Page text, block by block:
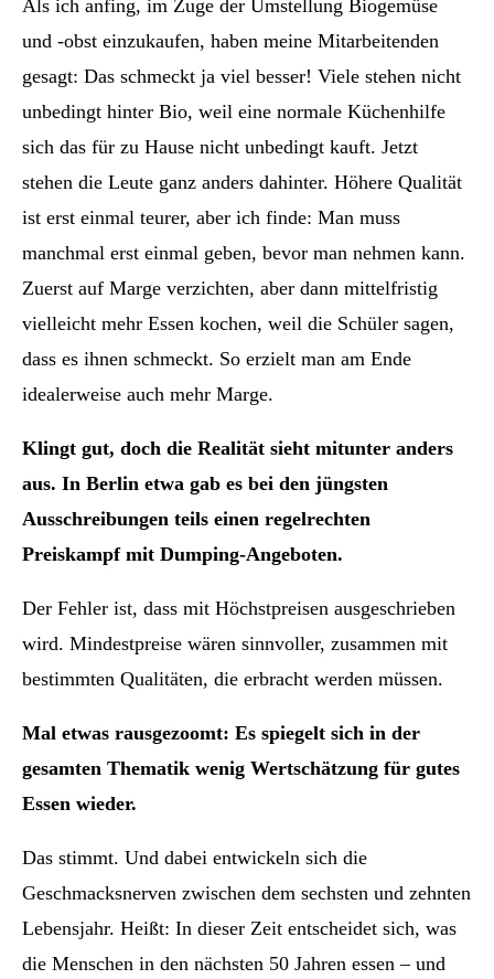
Als ich anfing, im Zuge der Umstellung Biogemüse
und -obst einzukaufen, haben meine Mitarbeitenden
gesagt: Das schmeckt ja viel besser! Viele stehen nicht
unbedingt hinter Bio, weil eine normale Küchenhilfe
sich das für zu Hause nicht unbedingt kauft. Jetzt
stehen die Leute ganz anders dahinter. Höhere Qualität
ist erst einmal teurer, aber ich finde: Man muss
manchmal erst einmal geben, bevor man nehmen kann.
Zuerst auf Marge verzichten, aber dann mittelfristig
vielleicht mehr Essen kochen, weil die Schüler sagen,
dass es ihnen schmeckt. So erzielt man am Ende
idealerweise auch mehr Marge.
Klingt gut, doch die Realität sieht mitunter anders
aus. In Berlin etwa gab es bei den jüngsten
Ausschreibungen teils einen regelrechten
Preiskampf mit Dumping-Angeboten.
Der Fehler ist, dass mit Höchstpreisen ausgeschrieben
wird. Mindestpreise wären sinnvoller, zusammen mit
bestimmten Qualitäten, die erbracht werden müssen.
Mal etwas rausgezoomt: Es spiegelt sich in der
gesamten Thematik wenig Wertschätzung für gutes
Essen wieder.
Das stimmt. Und dabei entwickeln sich die
Geschmacksnerven zwischen dem sechsten und zehnten
Lebensjahr. Heißt: In dieser Zeit entscheidet sich, was
die Menschen in den nächsten 50 Jahren essen – und